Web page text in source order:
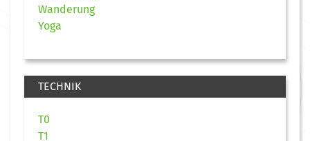
Wanderung
Yoga
TECHNIK
T0
T1